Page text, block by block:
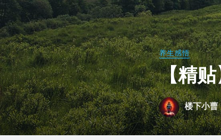
养生感悟
【精
楼下小曹